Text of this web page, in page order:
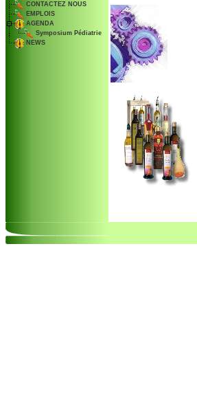
CONTACTEZ NOUS
EMPLOIS
AGENDA
Symposium Pédiatrie
NEWS